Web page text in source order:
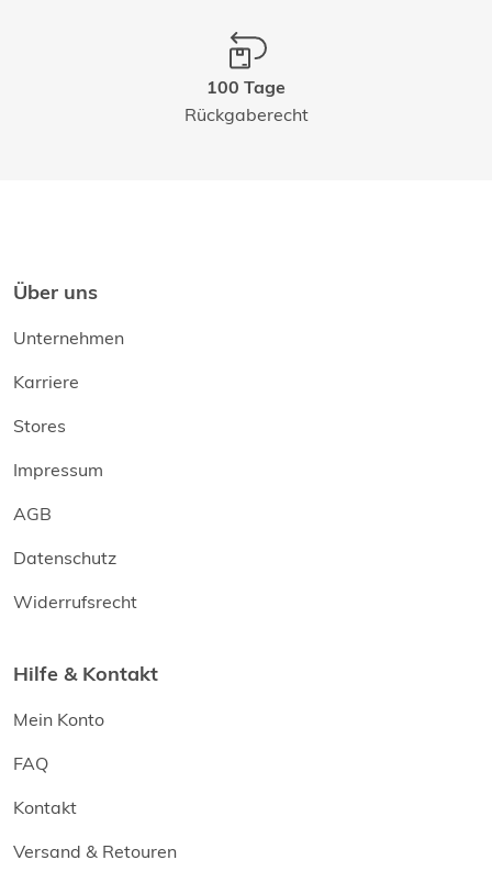
100 Tage
Rückgaberecht
Über uns
Unternehmen
Karriere
Stores
Impressum
AGB
Datenschutz
Widerrufsrecht
Hilfe & Kontakt
Mein Konto
FAQ
Kontakt
Versand & Retouren